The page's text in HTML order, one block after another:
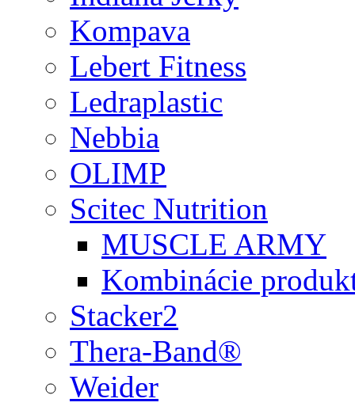
Kompava
Lebert Fitness
Ledraplastic
Nebbia
OLIMP
Scitec Nutrition
MUSCLE ARMY
Kombinácie
Stacker2
Thera-Band®
Weider